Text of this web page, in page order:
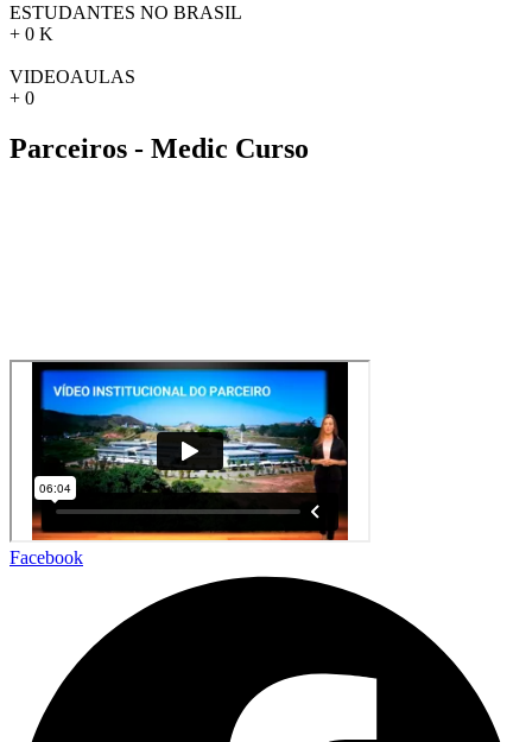
ESTUDANTES NO BRASIL
+ 0 K
VIDEOAULAS
+ 0
Parceiros - Medic Curso
Facebook